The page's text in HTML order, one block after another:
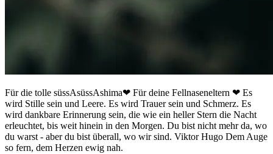
Für die tolle süssAsüssAshima❤ Für deine Fellnaseneltern ❤ Es
wird Stille sein und Leere. Es wird Trauer sein und Schmerz. Es
wird dankbare Erinnerung sein, die wie ein heller Stern die Nacht
erleuchtet, bis weit hinein in den Morgen. Du bist nicht mehr da, wo
du warst - aber du bist überall, wo wir sind. Viktor Hugo Dem Auge
so fern, dem Herzen ewig nah.